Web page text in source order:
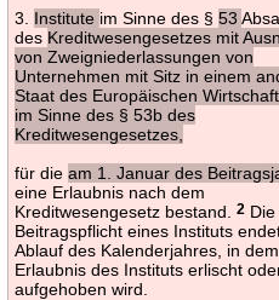
3. Institute im Sinne des §53
des Kreditwesengesetzes mit
von Zweigniederlassungen von
Unternehmen mit Sitz in einem
Staat des Europäischen
im Sinne des § 53b des
Kreditwesengesetzes,
für dieam 1. Januar des
eine Erlaubnis nach dem
Kreditwesengesetz bestand.2 Die
Beitragspflicht eines Instituts
Ablauf des Kalenderjahres, in
Erlaubnis des Instituts erlischt
aufgehoben wird.